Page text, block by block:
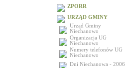
ZPORR
URZĄD GMINY
Urząd Gminy
Niechanowo
Organizacja UG
Niechanowo
Numery telefonów UG
Niechanowo
Dni Niechanowa - 2006